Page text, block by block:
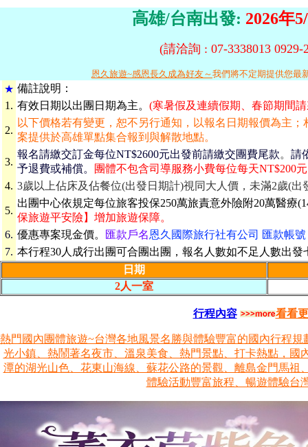
高雄/台南出發: 2026年
(請洽詢 : 07-3338013
恩久旅遊~感恩長久成為好友～我們將不定期提供您最
★ 備註說明：
1. 有效日期 以出團日期為主。 (寒暑假及連續假期、春節期間
2.
以下價格若有變更，恕不另行通知，以報名日期報價為主
案提供於高雄單點集合報到與解散地點。
3.
報名請繳交訂金每位NT$2600元出發前請繳交團費尾款。 請
予退費或補償。
團體不包含司導服務小費每位每天NT$200
4. 3歲以上佔床及佔餐位(出發日期計)視同大人價，未滿2歲(
5.
出團中心依規定每位旅客投保250萬旅責意外險附20萬醫療
保旅遊平安險】增加旅遊保障。
6. 優惠專案現金價。 匯款戶名恩久國際旅行社有公司 匯款帳號
7. 本行程30人成行出團可合團出團，報名人數如不足人數出
日期
2人一室
行程內容 看看
熱門國內團體旅遊~台灣各地風景名勝與體驗豐富的國內行程
光小鎮、熱鬧著名夜市、溫泉美食、熱門景點、打卡熱點，
潭的湖光山色、花東山海線、蘇花公路的景觀、離島金門馬祖
體驗活動豐富旅程、暢遊體驗台